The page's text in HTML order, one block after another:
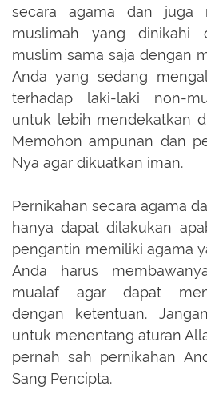
secara agama dan juga
muslimah yang dinikahi
muslim sama saja dengan
Anda yang sedang
terhadap laki-laki non-
untuk lebih mendekatkan
Memohon ampunan dan
Nya agar dikuatkan iman.
Pernikahan secara agama
hanya dapat dilakukan
pengantin memiliki agama
Anda harus
mualaf agar dapat
dengan ketentuan.
untuk menentang aturan
pernah sah pernikahan
Sang Pencipta.